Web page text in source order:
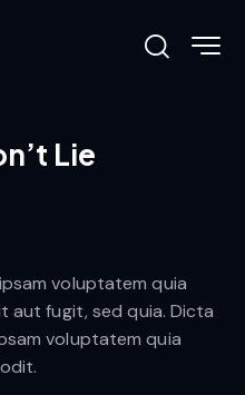
Lie
voluptatem quia
fugit, sed quia. Dicta
voluptatem quia